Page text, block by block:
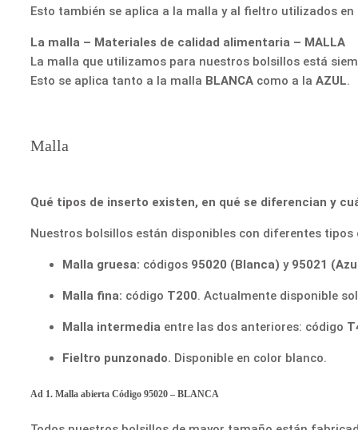
Esto también se aplica a la malla y al fieltro utilizados
La malla – Materiales de calidad alimentaria – MALLA
La malla que utilizamos para nuestros bolsillos está
Esto se aplica tanto a la malla BLANCA como a la AZUL.
Malla
Qué tipos de inserto existen, en qué se diferencian y
Nuestros bolsillos están disponibles con diferentes
Malla gruesa: códigos 95020 (Blanca) y 95021
Malla fina: código T200. Actualmente disponible
Malla intermedia entre las dos anteriores: código
Fieltro punzonado. Disponible en color blanco.
Ad 1. Malla abierta Código 95020 – BLANCA